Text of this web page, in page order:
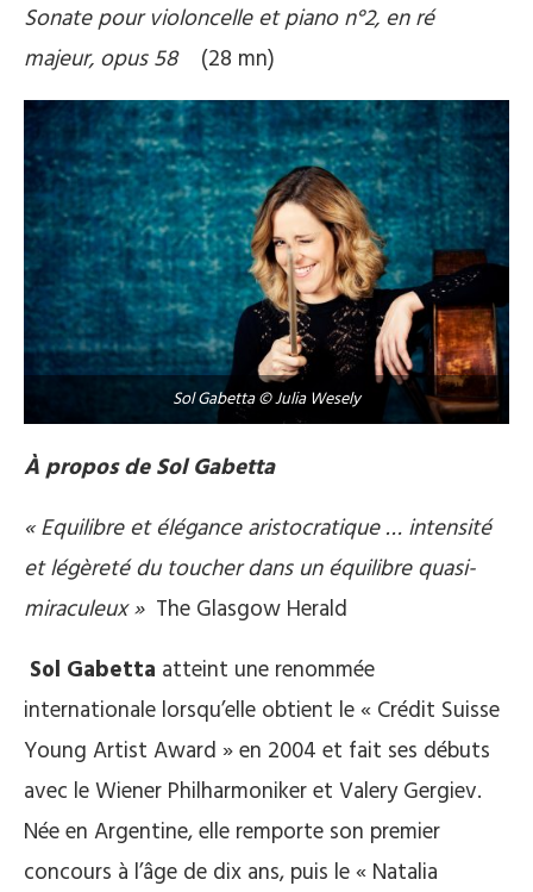
Sonate pour violoncelle et piano n°2, en ré
majeur, opus 58(28 mn)
Sol Gabetta © Julia Wesely
À propos de Sol Gabetta
« Equilibre et élégance aristocratique … intensité
et légèreté du toucher dans un équilibre quasi-
miraculeux »The Glasgow Herald
Sol Gabetta atteint une renommée
internationale lorsqu’elle obtient le « Crédit Suisse
Young Artist Award » en 2004 et fait ses débuts
avec le Wiener Philharmoniker et Valery Gergiev.
Née en Argentine, elle remporte son premier
concours à l’âge de dix ans, puis le « Natalia